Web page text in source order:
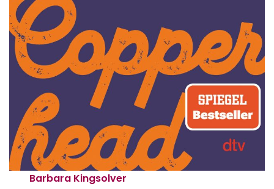
Barbara Kingsolver